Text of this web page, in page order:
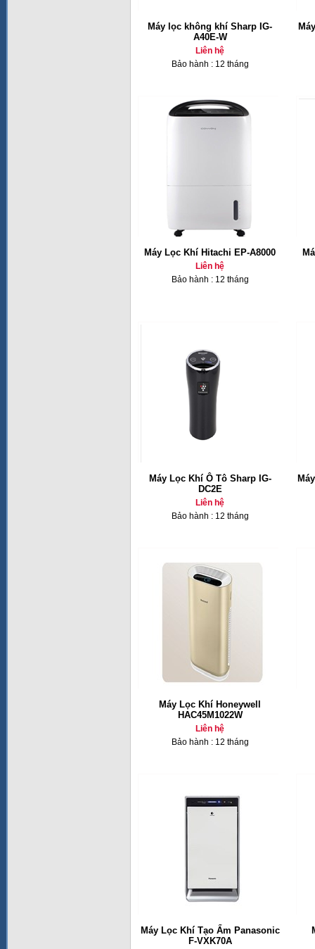
Máy lọc không khí Sharp IG-
A40E-W
Liên hệ
Bảo hành : 12 tháng
Máy Lọc Khí Hitachi EP-A8000
Liên hệ
Bảo hành : 12 tháng
Máy Lọc Khí Ô Tô Sharp IG-
DC2E
Liên hệ
Bảo hành : 12 tháng
Máy Lọc Khí Honeywell
HAC45M1022W
Liên hệ
Bảo hành : 12 tháng
Máy Lọc Khí Tạo Ẩm Panasonic
F-VXK70A